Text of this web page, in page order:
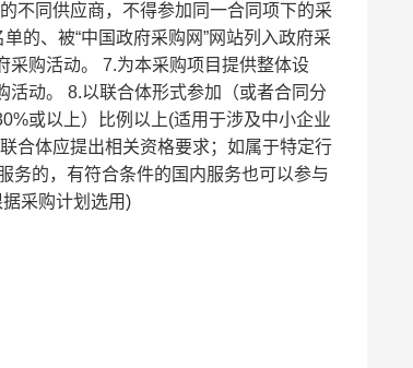
不同供应商，不得参加同一合同项下的采
的、被“中国政府采购网”网站列入政府采
采购活动。 7.为本采购项目提供整体设
动。 8.以联合体形式参加（或者合同分
或以上）比例以上(适用于涉及中小企业
合体应提出相关资格要求；如属于特定行
务的，有符合条件的国内服务也可以参与
采购计划选用)